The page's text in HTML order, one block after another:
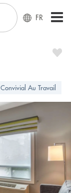
FR
Convivial Au Travail